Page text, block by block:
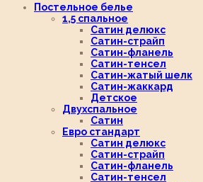
Постельное белье
1,5 спальное
Сатин делюкс
Сатин-страйп
Сатин-фланель
Сатин-тенсел
Сатин-жатый шелк
Сатин-жаккард
Детское
Двухспальное
Сатин
Евро стандарт
Сатин делюкс
Сатин-страйп
Сатин-фланель
Сатин-тенсел